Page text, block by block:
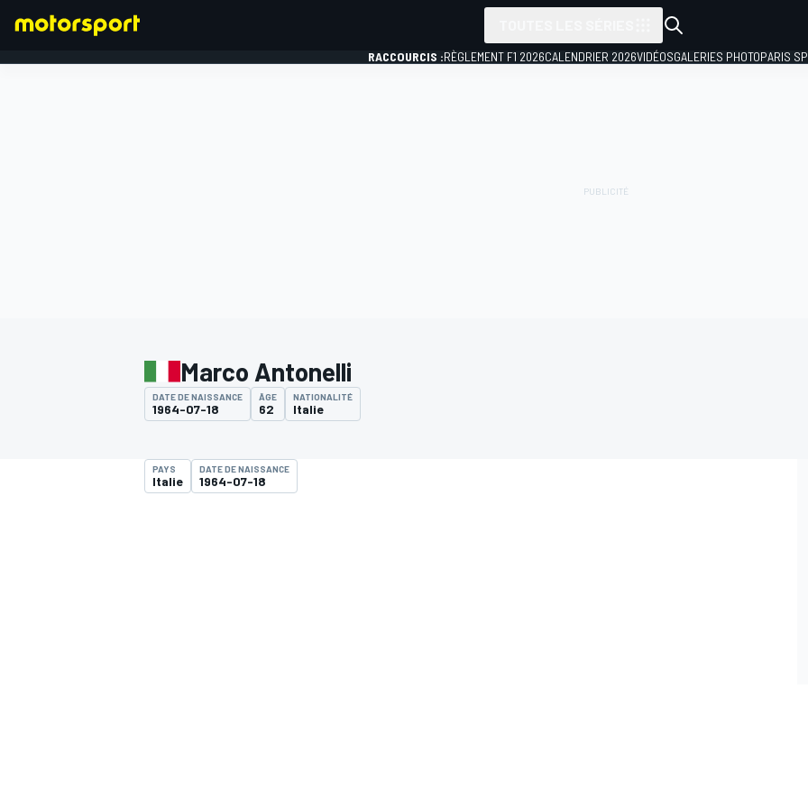
RACCOURCIS :RÈGLEMENT F1 2026CALENDRIER 2026VIDÉOSGALERIES PHOTOPARIS
Marco Antonelli
DATE DE NAISSANCE
1964-07-18
ÂGE
62
NATIONALITÉ
Italie
PAYS
Italie
DATE DE NAISSANCE
1964-07-18